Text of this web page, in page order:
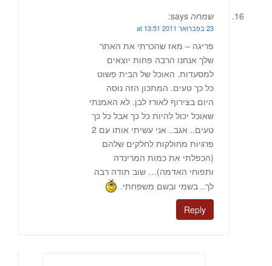
שמחה says:
23 בפברואר 2011 at 13:51
פריגה – מאז שהכרתי את האתר
שלך אנחנו הרבה פחות יוצאים
למסעדות. האוכל של הבית פשוט
כל כך טעים. המתכון הזה נוסה
היום בצירוף לאורז לבן. לא האמנתי
שאוכל יכול להיות כל כך אבל כל כך
טעים.. אגב.. אני עשיתי אותו עם 2
פרגיות מחולקות לחלקים שלהם
(הכפלתי את כמות המרינדה
ותפוחי האדמה)… שוב תודה רבה
לך.. בשמי ובשם משפחתי.
Reply